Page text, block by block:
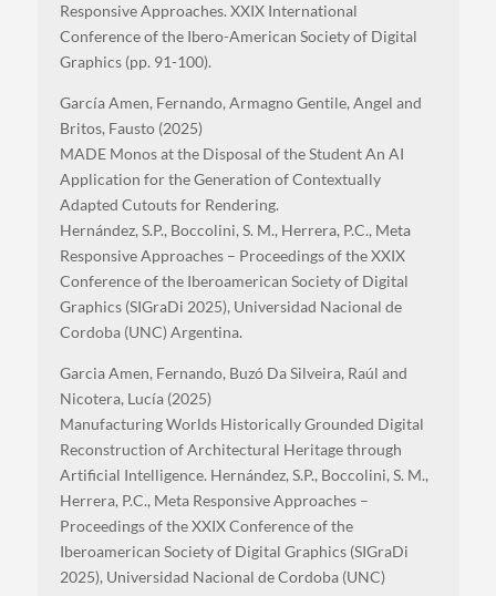
Responsive Approaches. XXIX International
Conference of the Ibero-American Society of Digital
Graphics (pp. 91-100).
García Amen, Fernando, Armagno Gentile, Angel and
Britos, Fausto (2025)
MADE Monos at the Disposal of the Student An AI
Application for the Generation of Contextually
Adapted Cutouts for Rendering.
Hernández, S.P., Boccolini, S. M., Herrera, P.C., Meta
Responsive Approaches – Proceedings of the XXIX
Conference of the Iberoamerican Society of Digital
Graphics (SIGraDi 2025), Universidad Nacional de
Cordoba (UNC) Argentina.
Garcia Amen, Fernando, Buzó Da Silveira, Raúl and
Nicotera, Lucía (2025)
Manufacturing Worlds Historically Grounded Digital
Reconstruction of Architectural Heritage through
Artificial Intelligence. Hernández, S.P., Boccolini, S. M.,
Herrera, P.C., Meta Responsive Approaches –
Proceedings of the XXIX Conference of the
Iberoamerican Society of Digital Graphics (SIGraDi
2025), Universidad Nacional de Cordoba (UNC)